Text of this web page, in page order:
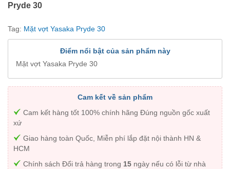
Pryde 30
Tag: Mặt vợt Yasaka Pryde 30
Điểm nổi bật của sản phẩm này
Mặt vợt Yasaka Pryde 30
Cam kết về sản phẩm
Cam kết hàng tốt 100% chính hãng Đúng nguồn gốc xuất
xứ
Giao hàng toàn Quốc, Miễn phí lắp đặt nội thành HN &
HCM
Chính sách Đổi trả hàng trong 15 ngày nếu có lỗi từ nhà